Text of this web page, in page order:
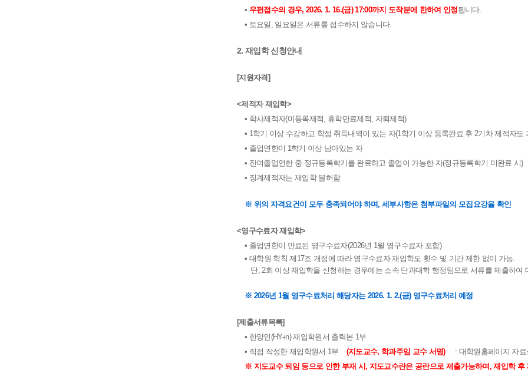
• 우편접수의 경우, 2026. 1. 16.(금) 17:00까지 도착분에 한하여 인정됩니다.
• 토요일, 일요일은 서류를 접수하지 않습니다.
2. 재입학 신청안내
[지원자격]
<제적자 재입학>
• 학사제적자(미등록제적, 휴학만료제적, 자퇴제적)
• 1학기 이상 수강하고 학점 취득내역이 있는 자(1학기 이상 등록완료 후 2기차 제적자도
• 졸업연한이 1학기 이상 남아있는 자
• 잔여졸업연한 중 정규등록학기를 완료하고 졸업이 가능한 자(정규등록학기 미완료 시)
• 징계제적자는 재입학 불허함
※ 위의 자격요건이 모두 충족되어야 하며, 세부사항은 첨부파일의 모집요강을 확인
<영구수료자 재입학>
• 졸업연한이 만료된 영구수료자(2026년 1월 영구수료자 포함)
• 대학원 학칙 제17조 개정에 따라 영구수료자 재입학도 횟수 및 기간 제한 없이 가능.
단, 2회 이상 재입학을 신청하는 경우에는 소속 단과대학 행정팀으로 서류를 제출하여
※ 2026년 1월 영구수료처리 해당자는 2026. 1. 2.(금) 영구수료처리 예정
[제출서류목록]
• 한양인(HY-in) 재입학원서 출력본 1부
• 직접 작성한 재입학원서 1부
(지도교수, 학과주임 교수 서명)
: 대학원홈페이지 자료
※ 지도교수 퇴임 등으로 인한 부재 시, 지도교수란은 공란으로 제출가능하며, 재입학